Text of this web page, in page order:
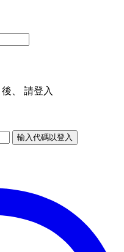
後、 請登入
輸入代碼以登入